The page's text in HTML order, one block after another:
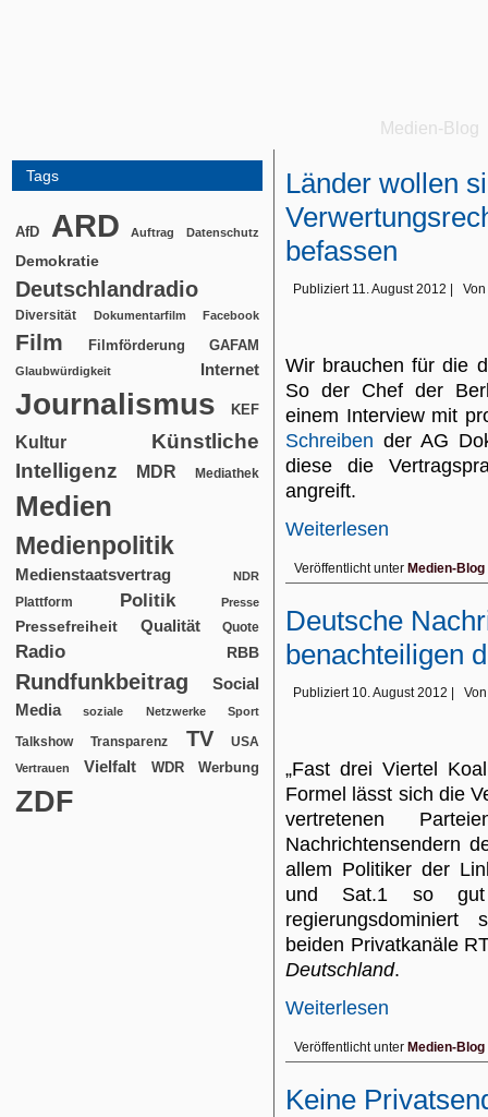
Medien-Blog
Tags
AfD ARD Auftrag Datenschutz
Demokratie
Deutschlandradio
Diversität Dokumentarfilm Facebook
Film Filmförderung GAFAM
Glaubwürdigkeit Internet
Journalismus KEF
Kultur
Künstliche
Intelligenz
MDR Mediathek
Medien
Medienpolitik
Medienstaatsvertrag NDR
Plattform Politik Presse
Pressefreiheit Qualität Quote
Radio RBB
Rundfunkbeitrag
Social
Media
soziale Netzwerke Sport
Talkshow Transparenz TV USA
Vertrauen Vielfalt WDR Werbung
ZDF
Länder wollen
befassen
Publiziert 11. August 2012 Von
Wir brauchen für die
So der Chef der
einem Interview mit
Schreiben der AG
diese die
angreift.
Weiterlesen
Veröffentlicht unter Medien-Blog
Deutsche
benachteiligen
Publiziert 10. August 2012 Von
„Fast drei Viertel
Formel lässt sich die
vertretenen
Nachrichtensendern
allem Politiker der
und Sat.1 so
regierungsdominiert
beiden Privatkanäle
Deutschland.
Weiterlesen
Veröffentlicht unter Medien-Blog
Keine